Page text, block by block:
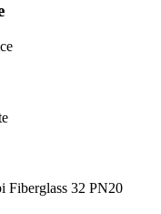
Fiberglass 32 PN20